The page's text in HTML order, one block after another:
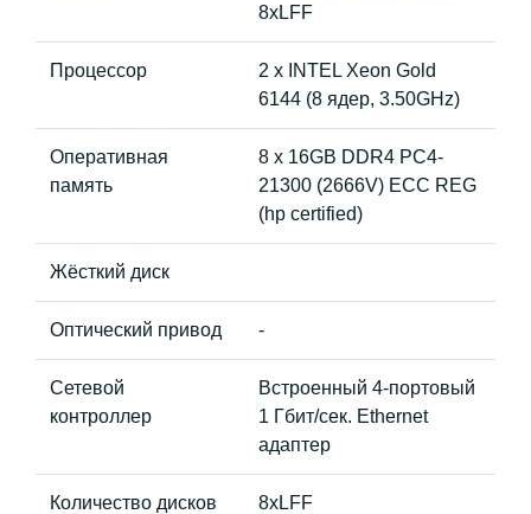
8xLFF
Процессор
2 x INTEL Xeon Gold
6144 (8 ядер, 3.50GHz)
Оперативная
память
8 x 16GB DDR4 PC4-
21300 (2666V) ECC REG
(hp certified)
Жёсткий диск
Оптический привод -
Сетевой
контроллер
Встроенный 4-портовый
1 Гбит/сек. Ethernet
адаптер
Количество дисков
8xLFF